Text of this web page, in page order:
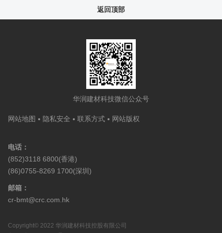
返回顶部
华润建材科技微信公众号
网站地图 隐私安全 联系方式 网站版权
电话：
(852)3118 6800(香港)
(86)0755-8269 1700(深圳)
邮箱：
cr-bmt@crc.com.hk
Copyright© 2022 华润建材科技控股有限公司